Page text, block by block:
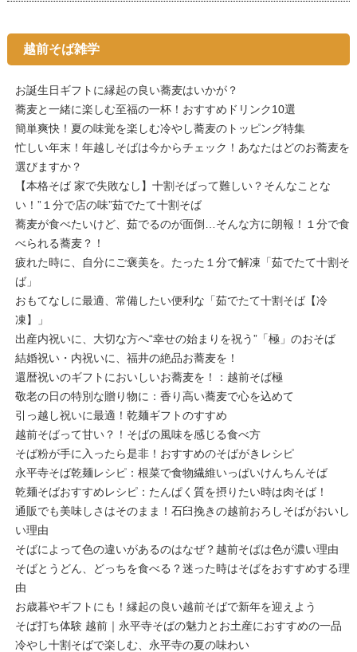
越前そば雑学
お誕生日ギフトに縁起の良い蕎麦はいかが？
蕎麦と一緒に楽しむ至福の一杯！おすすめドリンク10選
簡単爽快！夏の味覚を楽しむ冷やし蕎麦のトッピング特集
忙しい年末！年越しそばは今からチェック！あなたはどのお蕎麦を
選びますか？
【本格そば 家で失敗なし】十割そばって難しい？そんなことな
い！”１分で店の味”茹でたて十割そば
蕎麦が食べたいけど、茹でるのが面倒…そんな方に朗報！１分で食
べられる蕎麦？！
疲れた時に、自分にご褒美を。たった１分で解凍「茹でたて十割そ
ば」
おもてなしに最適、常備したい便利な「茹でたて十割そば【冷
凍】」
出産内祝いに、大切な方へ“幸せの始まりを祝う”「極」のおそば
結婚祝い・内祝いに、福井の絶品お蕎麦を！
還暦祝いのギフトにおいしいお蕎麦を！：越前そば極
敬老の日の特別な贈り物に：香り高い蕎麦で心を込めて
引っ越し祝いに最適！乾麺ギフトのすすめ
越前そばって甘い？！そばの風味を感じる食べ方
そば粉が手に入ったら是非！おすすめのそばがきレシピ
永平寺そば乾麺レシピ：根菜で食物繊維いっぱいけんちんそば
乾麺そばおすすめレシピ：たんぱく質を摂りたい時は肉そば！
通販でも美味しさはそのまま！石臼挽きの越前おろしそばがおいし
い理由
そばによって色の違いがあるのはなぜ？越前そばは色が濃い理由
そばとうどん、どっちを食べる？迷った時はそばをおすすめする理
由
お歳暮やギフトにも！縁起の良い越前そばで新年を迎えよう
そば打ち体験 越前｜永平寺そばの魅力とお土産におすすめの一品
冷やし十割そばで楽しむ、永平寺の夏の味わい